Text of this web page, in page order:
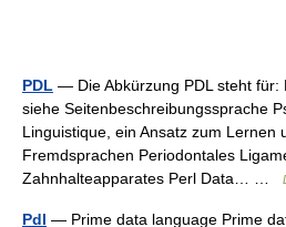
PDL — Die Abkürzung PDL steht für:
siehe Seitenbeschreibungssprache
Linguistique, ein Ansatz zum Lernen
Fremdsprachen Periodontales
Zahnhalteapparates Perl Data… …
Pdl — Prime data language Prime